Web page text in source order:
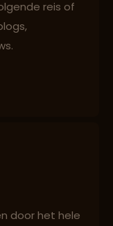
reis of
door het hele